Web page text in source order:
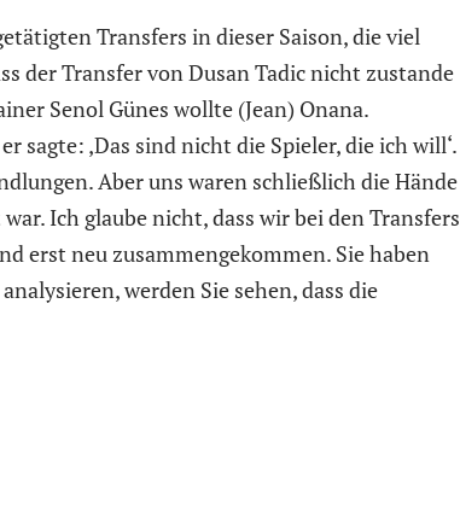
Transfers in dieser Saison, die viel
der Transfer von Dusan Tadic nicht zustande
Senol Günes wollte (Jean) Onana.
sagte: ‚Das sind nicht die Spieler, die ich will‘.
Aber uns waren schließlich die Hände
Ich glaube nicht, dass wir bei den Transfers
erst neu zusammengekommen. Sie haben
werden Sie sehen, dass die